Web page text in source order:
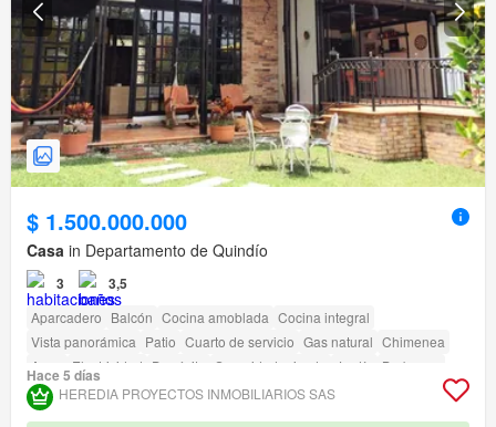
$ 1.500.000.000
Casa in Departamento de Quindío
3 3,5
Aparcadero Balcón Cocina amoblada Cocina integral
Vista panorámica Patio Cuarto de servicio Gas natural Chimenea
Agua
Electricidad Depósito Seguridad privada Jardín
Barbecue
Acceso para personas con discapacidad
Hace 5 días
HEREDIA PROYECTOS INMOBILIARIOS SAS